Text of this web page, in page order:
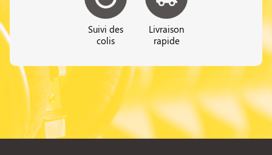
Suivi des
colis
Livraison
rapide